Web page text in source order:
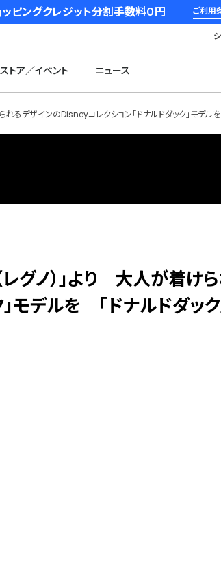
ピングクレジット分割手数料０円 ご利用
ストア／イベント ニュース
れるデザインのDisneyコレクション「ドナルドダック」モデ
グノ）」より 大人が着け
モデルを 「ドナルドダッ